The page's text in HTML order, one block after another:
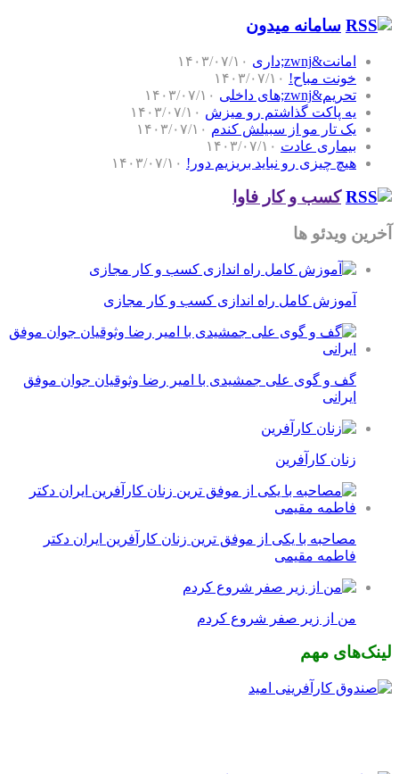
سامانه میدون
امانت&zwnj;داری
۱۴۰۳/۰۷/۱۰
خونت مباح! ۱۴۰۳/۰۷/۱۰
تحریم&zwnj;های داخلی
۱۴۰۳/۰۷/۱۰
یه پاکت گذاشتم رو میزش ۱۴۰۳/۰۷/۱۰
یک تار مو از سبیلش کندم ۱۴۰۳/۰۷/۱۰
بیماری عادت ۱۴۰۳/۰۷/۱۰
هیچ چیزی رو نباید بریزیم دور! ۱۴۰۳/۰۷/۱۰
کسب و کار فاوا
آخرین ویدئو ها
آموزش کامل راه اندازی کسب و کار مجازی
گف و گوی علی جمشیدی با امیر رضا وثوقیان جوان موفق
ایرانی
زنان کارآفرین
مصاحبه با یکی از موفق ترین زنان کارآفرین ایران دکتر
فاطمه مقیمی
من از زیر صفر شروع کردم
لینک‌های مهم